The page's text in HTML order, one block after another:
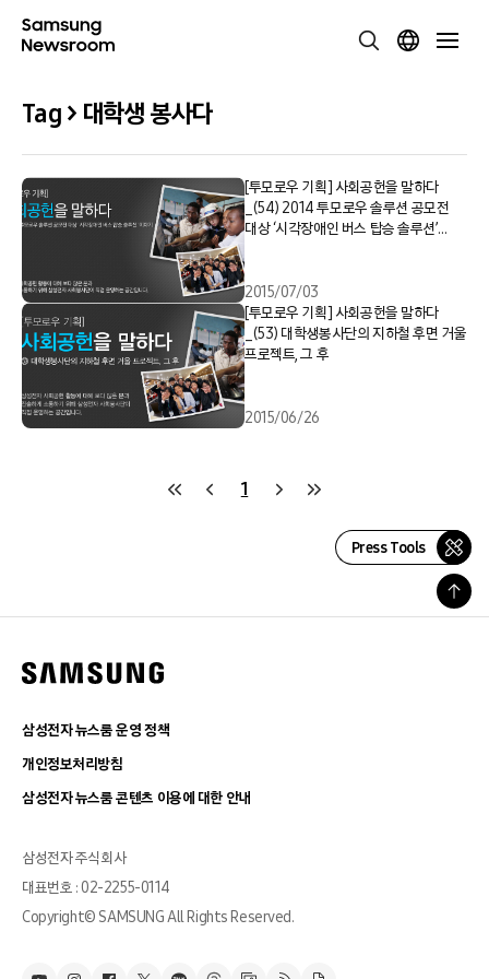
Tag > 대학생 봉사다
[투모로우 기획] 사회공헌을 말하다
_(54) 2014 투모로우 솔루션 공모전
대상 ‘시각장애인 버스 탑승 솔루션’
2015/07/03
[투모로우 기획] 사회공헌을 말하다
_(53) 대학생봉사단의 지하철 후면 거울
프로젝트, 그 후
2015/06/26
1
Press Tools
삼성전자 뉴스룸 운영 정책
개인정보처리방침
삼성전자 뉴스룸 콘텐츠 이용에 대한 안내
삼성전자 주식회사
대표번호 : 02-2255-0114
Copyright© SAMSUNG All Rights Reserved.